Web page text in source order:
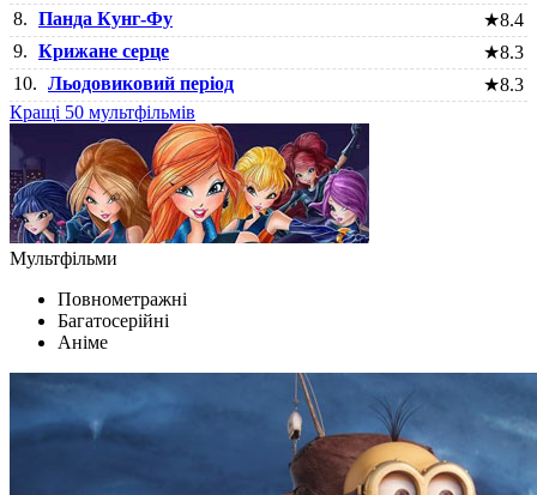
8. Панда Кунг-Фу ★8.4
9. Крижане серце ★8.3
10. Льодовиковий період ★8.3
Кращі 50 мультфільмів
Мультфільми
Повнометражні
Багатосерійні
Аніме